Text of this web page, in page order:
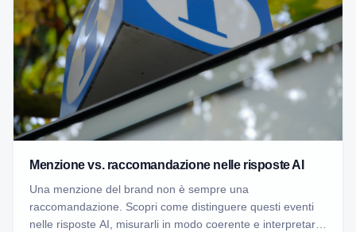
Menzione vs. raccomandazione nelle risposte AI
Una menzione del brand non è sempre una
raccomandazione. Scopri come distinguere questi eventi
nelle risposte AI, misurarli in modo coerente e interpretarli